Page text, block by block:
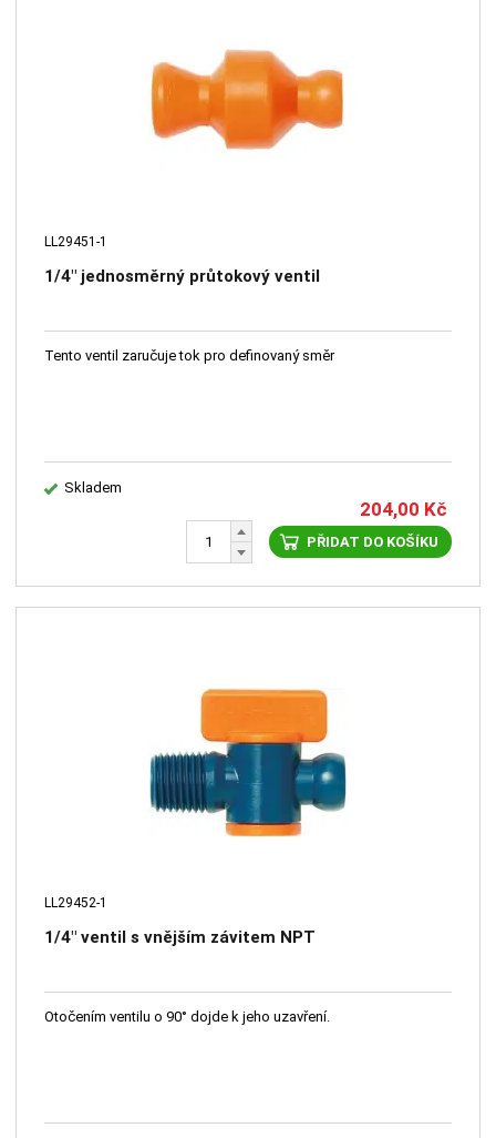
LL29451-1
1/4" jednosměrný průtokový ventil
Tento ventil zaručuje tok pro definovaný směr
Skladem
204,00 Kč
PŘIDAT DO KOŠÍKU
LL29452-1
1/4" ventil s vnějším závitem NPT
Otočením ventilu o 90° dojde k jeho uzavření.